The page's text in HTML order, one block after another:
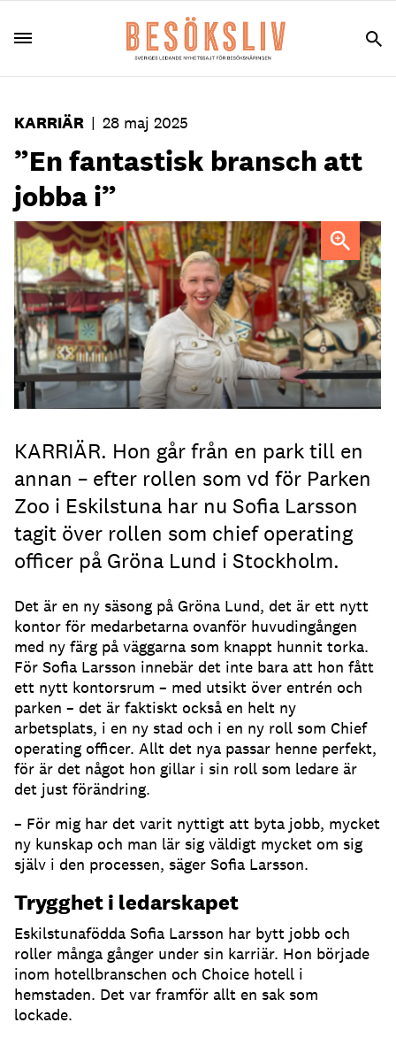
KARRIÄR | 28 maj 2025
”En fantastisk bransch att
jobba i”
Sofia Larsson
KARRIÄR. Hon går från en park till en
annan – efter rollen som vd för Parken
Zoo i Eskilstuna har nu Sofia Larsson
tagit över rollen som chief operating
officer på Gröna Lund i Stockholm.
Det är en ny säsong på Gröna Lund, det är ett nytt
kontor för medarbetarna ovanför huvudingången
med ny färg på väggarna som knappt hunnit torka.
För Sofia Larsson innebär det inte bara att hon fått
ett nytt kontorsrum – med utsikt över entrén och
parken – det är faktiskt också en helt ny
arbetsplats, i en ny stad och i en ny roll som Chief
operating officer. Allt det nya passar henne perfekt,
för är det något hon gillar i sin roll som ledare är
det just förändring.
– För mig har det varit nyttigt att byta jobb, mycket
ny kunskap och man lär sig väldigt mycket om sig
själv i den processen, säger Sofia Larsson.
Trygghet i ledarskapet
Eskilstunafödda Sofia Larsson har bytt jobb och
roller många gånger under sin karriär. Hon började
inom hotellbranschen och Choice hotell i
hemstaden. Det var framför allt en sak som
lockade.